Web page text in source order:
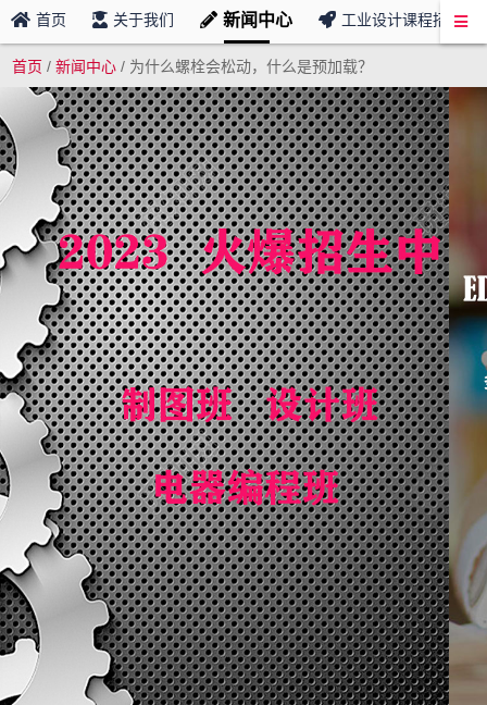
首页 关于我们 新闻中心 工业设计课程招募
首页 /新闻中心 / 为什么螺栓会松动，什么是预加载？